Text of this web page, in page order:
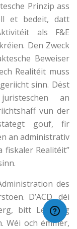
Prinzip ass
et bedeit, datt
als F&E
Den Zweck
Beweiser
Realitéit muss
sinn. Dëst
an
vun der
gouf, fir
an administrativ
fiskaler Realitéit”
des
D’ACD, déi
bitt Leedung
Wéi och ëmmer,